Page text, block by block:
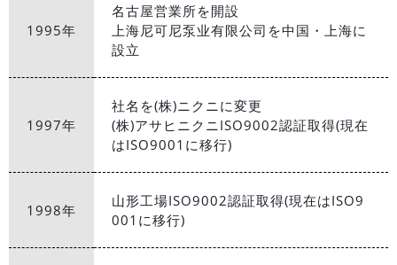
1995年
名古屋営業所を開設
上海尼可尼泵业有限公司を中国・上海に
設立
1997年
社名を(株)ニクニに変更
(株)アサヒニクニISO9002認証取得(現在
はISO9001に移行)
1998年
山形工場ISO9002認証取得(現在はISO9
001に移行)